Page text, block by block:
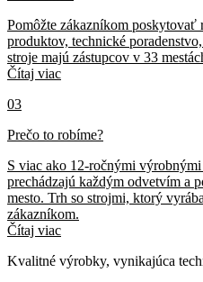
Pomôžte zákazníkom poskytovať
produktov, technické
stroje majú zástupcov v 33
Čítaj viac
03
Prečo to robíme?
S viac ako 12-ročnými
prechádzajú každým odvetvím a
mesto. Trh so strojmi, ktorý
zákazníkom.
Čítaj viac
Kvalitné výrobky, vynikajúca